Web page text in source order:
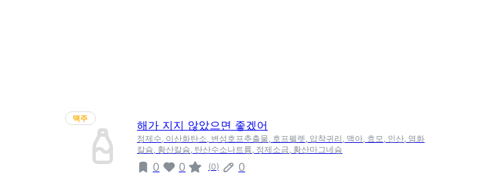
맥주
해가 지지 않았으면 좋겠어
정제수, 이산화탄소, 변성호프추출물, 호프펠렛, 압착귀리, 맥아, 효모, 인산, 염화
칼슘, 황산칼슘, 탄산수소나트륨, 정제소금, 황산마그네슘
0 0 (0) 0